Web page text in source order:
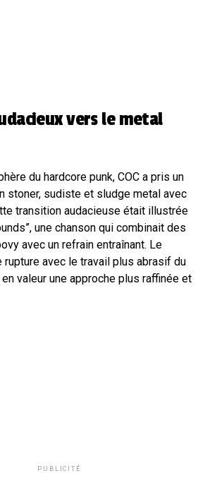
vers le metal
du hardcore punk, COC a pris un
stoner, sudiste et sludge metal avec
transition audacieuse était illustrée
une chanson qui combinait des
avec un refrain entraînant. Le
rupture avec le travail plus abrasif du
valeur une approche plus raffinée et
PUBLICITÉ